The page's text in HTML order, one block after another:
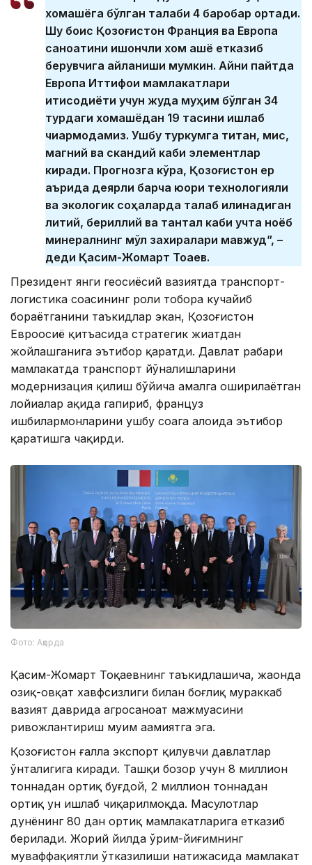
хомашёга бўлган талаби 4 баробар ортади.
Шу боис Қозоғистон Франция ва Европа
саноатини ишончли хом ашё етказиб
берувчига айланиши мумкин. Айни пайтда
Европа Иттифоқи мамлакатлари
иқтисодиёти учун жуда муҳим бўлган 34
турдаги хомашёдан 19 тасини ишлаб
чиқармоқдамиз. Ушбу туркумга титан, мис,
магний ва скандий каби элементлар
киради. Прогнозга кўра, Қозоғистон ер
қаърида деярли барча юқори технологияли
ва экологик соҳаларда талаб қилинадиган
литий, бериллий ва тантал каби учта ноёб
минералнинг мўл захиралари мавжуд”, –
деди Қасим-Жомарт Тоқаев.
Президент янги геосиёсий вазиятда транспорт-
логистика соҳасининг роли тобора кучайиб
бораётганини таъкидлар экан, Қозоғистон
Евроосиё қитъасида стратегик жиҳатдан
жойлашганига эътибор қаратди. Давлат раҳбари
мамлакатда транспорт йўналишларини
модернизация қилиш бўйича амалга оширилаётган
лойиҳалар ҳақида гапириб, француз
ишбилармонларини ушбу соҳага алоҳида эътибор
қаратишга чақирди.
Фото: Ақорда
Қасим-Жомарт Тоқаевнинг таъкидлашича, жаҳонда
озиқ-овқат хавфсизлиги билан боғлиқ мураккаб
вазият даврида агросаноат мажмуасини
ривожлантириш муҳим аҳамиятга эга.
Қозоғистон ғалла экспорт қилувчи давлатлар
ўнталигига киради. Ташқи бозор учун 8 миллион
тоннадан ортиқ буғдой, 2 миллион тоннадан
ортиқ ун ишлаб чиқарилмоқда. Маҳсулотлар
дунёнинг 80 дан ортиқ мамлакатларига етказиб
берилади. Жорий йилда ўрим-йиғимнинг
муваффақиятли ўтказилиши натижасида мамлакат